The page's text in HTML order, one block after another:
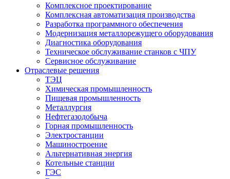
Комплексное проектирование
Комплексная автоматизация производства
Разработка программного обеспечения
Модернизация металлорежущего оборудования
Диагностика оборудования
Техническое обслуживание станков с ЧПУ
Сервисное обслуживание
Отраслевые решения
ТЭЦ
Химическая промышленность
Пищевая промышленность
Металлургия
Нефтегазодобыча
Горная промышленность
Электростанции
Машиностроение
Альтернативная энергия
Котельные станции
ГЭС